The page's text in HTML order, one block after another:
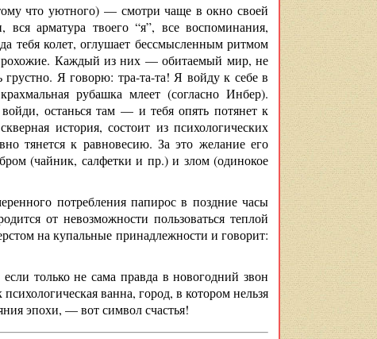
что уютного) — смотри чаще в окно своей
арматура твоего “я”, все воспоминания,
тебя колет, оглушает бессмысленным ритмом
Каждый из них — обитаемый мир, не
Я говорю: тра-та-та! Я войду к себе в
рубашка млеет (согласно Инбер).
останься там — и тебя опять потянет к
история, состоит из психологических
тянется к равновесию. За это желание его
(чайник, салфетки и пр.) и злом (одинокое
потребления папирос в поздние часы
от невозможности пользоваться теплой
на купальные принадлежности и говорит:
только не сама правда в новогодний звон
ванна, город, в котором нельзя
эпохи, — вот символ счастья!